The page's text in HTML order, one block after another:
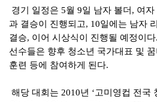
경기 일정은 5월 9일 남자 볼더 , 여자
과 결승이 진행되고, 10일에는 남자
결승, 이어 시상식이 진행될 예정이다.
선수들은 향후 청소년 국가대표 및
훈련 등에 참여하게 된다.
해당 대회는 2010년 ‘고미영컵 전국